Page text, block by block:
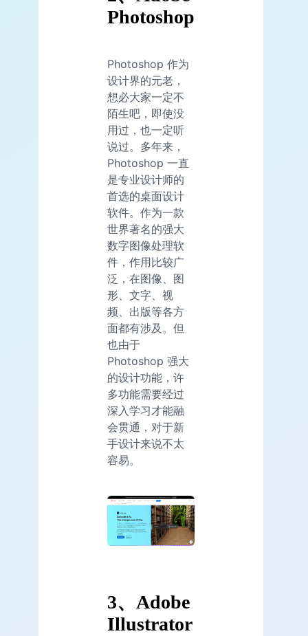
Photoshop
Photoshop 作为
设计界的元老，
想必大家一定不
陌生吧，即使没
用过，也一定听
说过。多年来，
Photoshop 一直
是专业设计师的
首选的桌面设计
软件。作为一款
世界著名的强大
数字图像处理软
件，作用比较广
泛，在图像、图
形、文字、视
频、出版等各方
面都有涉及。但
也由于
Photoshop 强大
的设计功能，许
多功能需要经过
深入学习才能融
会贯通，对于新
手设计来说不太
容易。
3、Adobe
Illustrator